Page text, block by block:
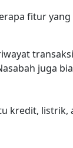
fitur
juga
kredit, listrik,